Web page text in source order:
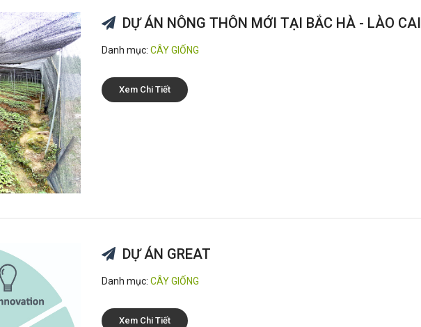
DỰ ÁN NÔNG THÔN MỚI TẠI BẮC HÀ - LÀO CAI
Danh mục: CÂY GIỐNG
Xem Chi Tiết
DỰ ÁN GREAT
Danh mục: CÂY GIỐNG
Xem Chi Tiết